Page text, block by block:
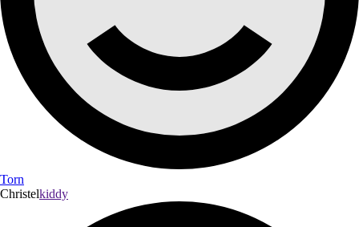
Torn
Christelkiddy